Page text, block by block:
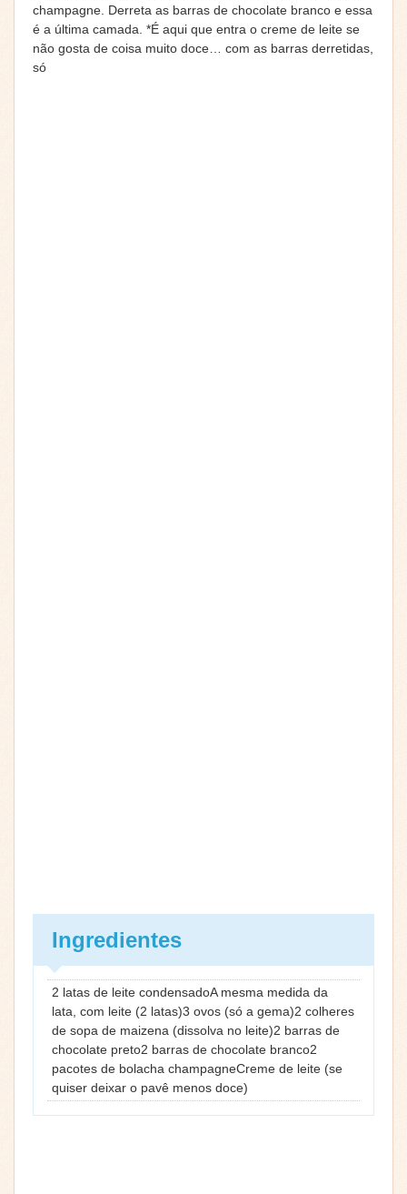
champagne. Derreta as barras de chocolate branco e essa
é a última camada. *É aqui que entra o creme de leite se
não gosta de coisa muito doce… com as barras derretidas,
só
Ingredientes
2 latas de leite condensadoA mesma medida da
lata, com leite (2 latas)3 ovos (só a gema)2 colheres
de sopa de maizena (dissolva no leite)2 barras de
chocolate preto2 barras de chocolate branco2
pacotes de bolacha champagneCreme de leite (se
quiser deixar o pavê menos doce)